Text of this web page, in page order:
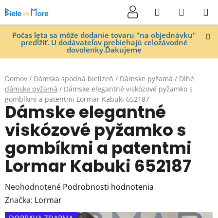
na
obsah
Počas leta sa môže dodanie tovaru "na objednávku"
predĺžiť. U dodávateľov prebiehajú celozávodné
dovolenky.Ďakujeme
Hľadať
KOŠÍK
Domov / Dámska spodná bielizeň / Dámske pyžamá / Dlhé
dámske pyžamá / Dámske elegantné viskózové pyžamko s
gombíkmi a patentmi Lormar Kabuki 652187
Dámske elegantné
viskózové pyžamko s
gombíkmi a patentmi
Lormar Kabuki 652187
Priemerné
hodnotenie
produktu
Neohodnotené Podrobnosti hodnotenia
Značka: Lormar